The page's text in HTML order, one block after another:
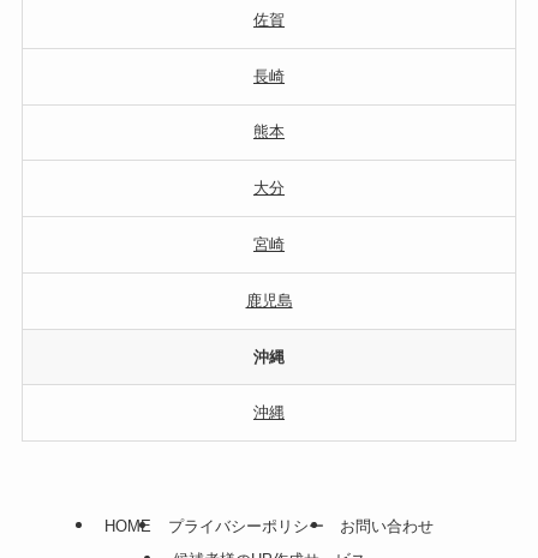
佐賀
長崎
熊本
大分
宮崎
鹿児島
沖縄
沖縄
HOME プライバシーポリシー
お問い合わせ